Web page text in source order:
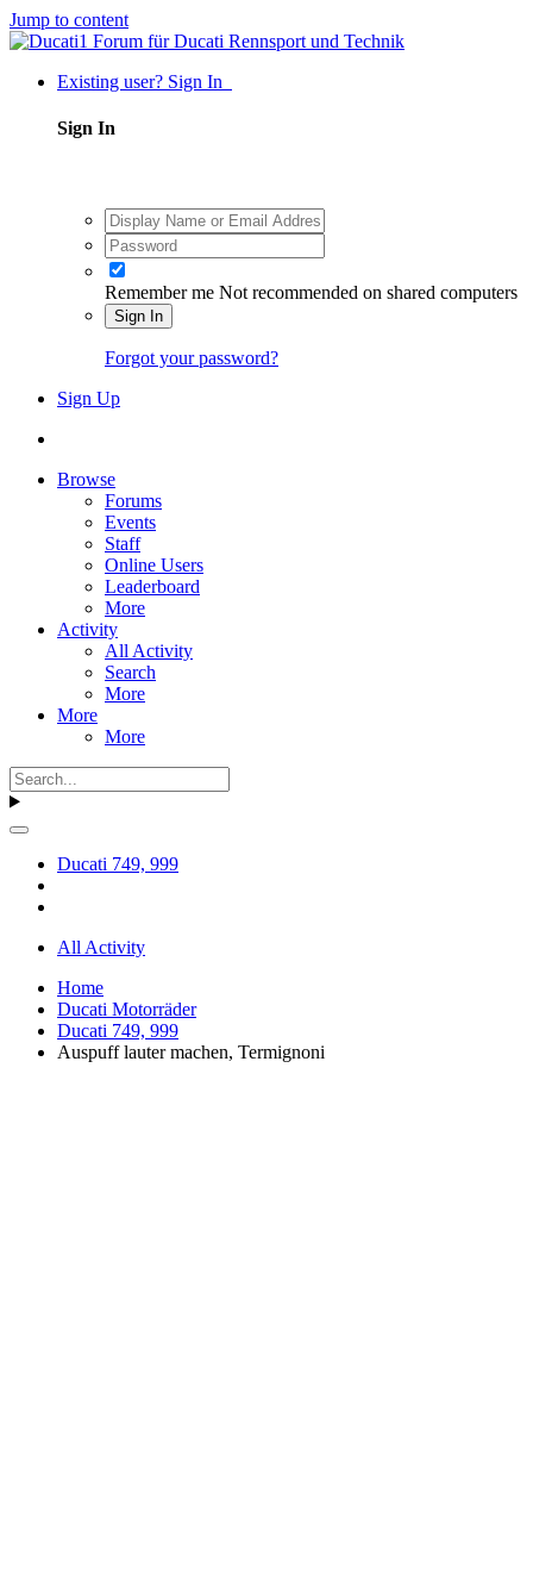
Jump to content
Existing user? Sign In
Sign In
Remember me Not recommended on shared computers
Sign In
Forgot your password?
Sign Up
Browse
Forums
Events
Staff
Online Users
Leaderboard
More
Activity
All Activity
Search
More
More
More
Ducati 749, 999
All Activity
Home
Ducati Motorräder
Ducati 749, 999
Auspuff lauter machen, Termignoni